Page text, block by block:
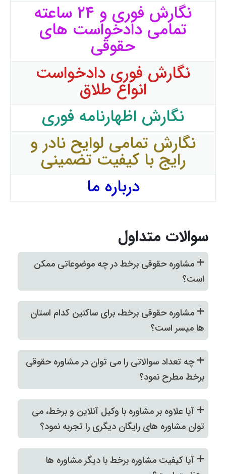
نگارش فوری و ۲۴ ساعته
تمامی دادخواست های
حقوقی
نگارش فوری دادخواست
انواع طلاق
نگارش اظهارنامه فوری
نگارش تمامی لوایح نادر و
رایج با کیفیت تضمینی
درباره ما
سوالات متداول
+ مشاوره حقوقی برخط در چه موضوعاتی ممکن
است؟
+ مشاوره حقوقی برخط، برای ساکنین کدام استان
ها میسر است؟
+چه تعداد سوالاتی را می توان در مشاوره حقوقی
برخط مطرح نمود؟
+ آیا علاوه بر مشاوره با وکیل آنلاین و برخط، می
توان مشاوره های رایگان دیگری را تجربه نمود؟
+ آیا کیفیت مشاوره برخط با دیگر مشاوره ها